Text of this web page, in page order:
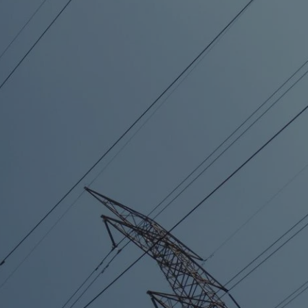
sesji.
sesji.
usługę Cookie-
pliki cookie. Jest
Script.com
dla ich
dotyczące
i
że ich
przyszłych
zapewniając, że
a ich dane są
witrynę